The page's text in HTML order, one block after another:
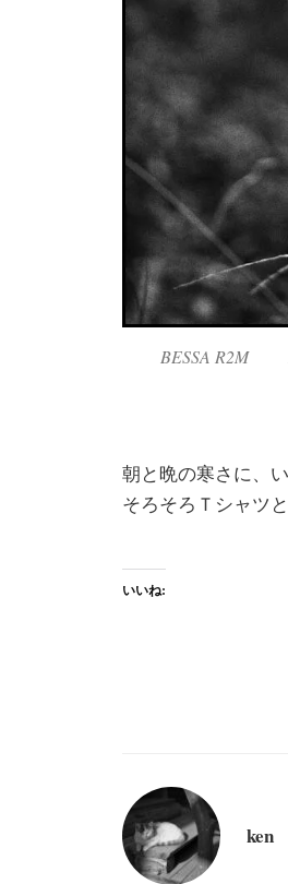
BESSA R2M
朝と晩の寒さに、
そろそろＴシャツ
いいね:
ken